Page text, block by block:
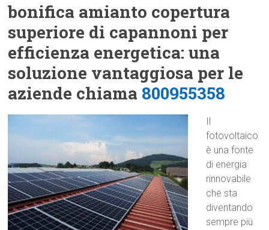
bonifica amianto copertura
superiore di capannoni per
efficienza energetica: una
soluzione vantaggiosa per le
aziende chiama 800955358
fotovoltaico
è una fonte
di energia
rinnovabile
che sta
diventando
sempre più